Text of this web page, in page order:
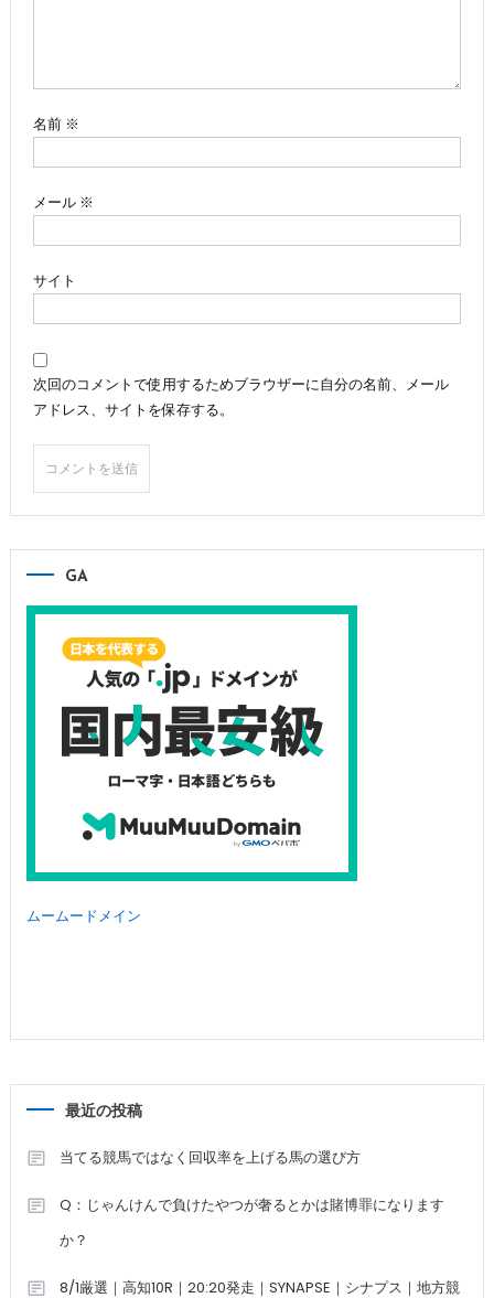
名前 ※
メール ※
サイト
次回のコメントで使用するためブラウザーに自分の名前、メール
アドレス、サイトを保存する。
GA
ムームードメイン
最近の投稿
当てる競馬ではなく回収率を上げる馬の選び方
Q：じゃんけんで負けたやつが奢るとかは賭博罪になります
か？
8/1厳選｜高知10R｜20:20発走｜SYNAPSE｜シナプス｜地方競